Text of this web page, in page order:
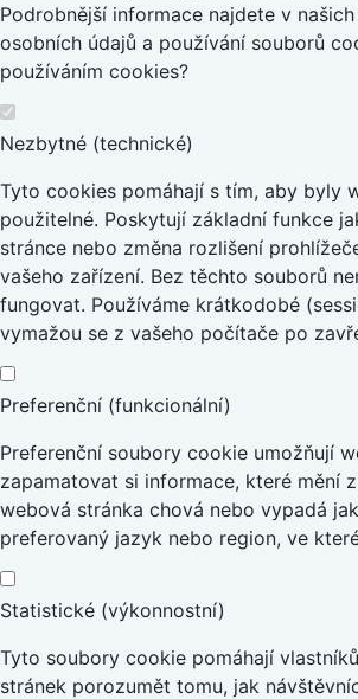
Podrobnější informace najdete v
osobních údajů a používání souborů
používáním cookies?
Nezbytné (technické)
Tyto cookies pomáhají s tím, aby byly
použitelné. Poskytují základní funkce
stránce nebo změna rozlišení
vašeho zařízení. Bez těchto souborů
fungovat. Používáme krátkodobé
vymažou se z vašeho počítače po
Preferenční (funkcionální)
Preferenční soubory cookie umožňují
zapamatovat si informace, které mění
webová stránka chová nebo vypadá
preferovaný jazyk nebo region, ve
Statistické (výkonnostní)
Tyto soubory cookie pomáhají
stránek porozumět tomu, jak